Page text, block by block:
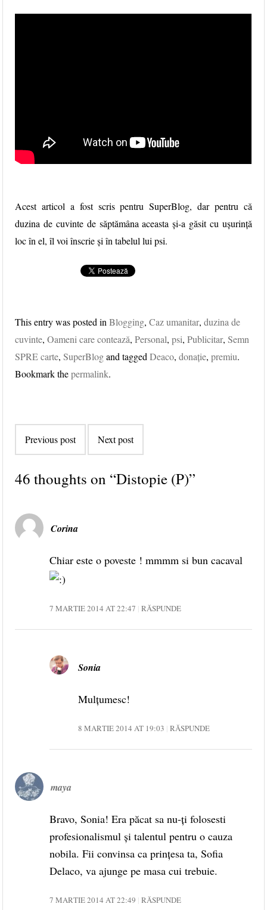
Acest articol a fost scris pentru SuperBlog, dar pentru că
duzina de cuvinte de săptămâna aceasta și-a găsit cu ușurință
loc în el, îl voi înscrie și în tabelul lui psi.
This entry was posted inBlogging,Caz umanitar,duzina de
cuvinte,Oameni care contează,Personal,psi,Publicitar,Semn
SPRE carte,SuperBlogand taggedDeaco,donaţie,premiu.
Bookmark thepermalink.
Post navigation
Previous post Next post
46 thoughts on “Distopie (P)”
Corina
Chiar este o poveste ! mmmm si bun cacaval
7 MARTIE 2014 AT 22:47 RĂSPUNDE
Sonia
Mulțumesc!
8 MARTIE 2014 AT 19:03 RĂSPUNDE
maya
Bravo, Sonia! Era păcat sa nu-ți folosesti
profesionalismul și talentul pentru o cauza
nobila. Fii convinsa ca prințesa ta, Sofia
Delaco, va ajunge pe masa cui trebuie.
7 MARTIE 2014 AT 22:49 RĂSPUNDE